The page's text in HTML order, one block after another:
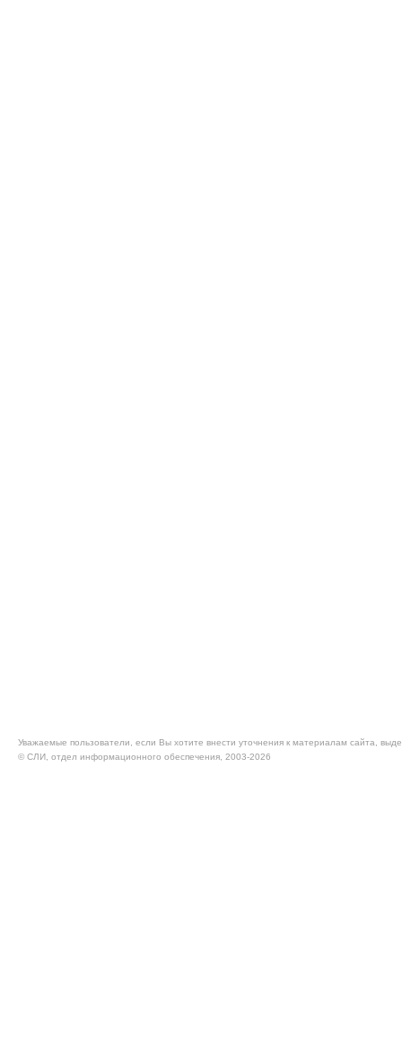
Уважаемые пользователи, если Вы хотите внести уточнения к материалам сайта,
© CЛИ, отдел информационного обеспечения, 2003-2026